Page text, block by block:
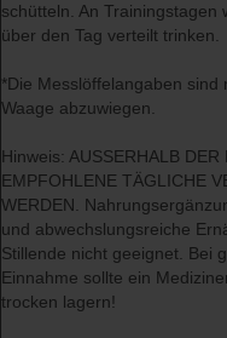
schütteln. An Trainingstagen
über den Tag verteilt trinken.
*Die Messlöffelangaben
Waage abzuwiegen.
Hinweis: AUSSERHALB
EMPFOHLENE TÄGLICHE
WERDEN.
und abwechslungsreiche
Stillende nicht geeignet. Bei
Einnahme sollte ein
trocken lagern!